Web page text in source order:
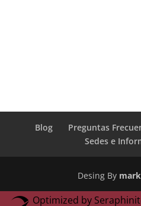
Blog Preguntas
Sedes e
Desing By
Optimized by